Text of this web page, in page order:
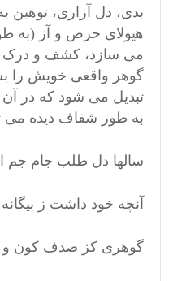
بدی، دل آزاری، توهین
هیولای حرص و آز (به
می سازد، کشف و درک
گوهر واقعی خویش را
تبدیل می شود که در
به طور شفاف دیده می
سالها دل طلب جام جم
آنچه خود داشت ز
گوهری کز صدف کون و